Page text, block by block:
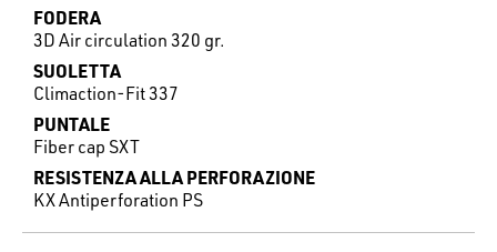
FODERA
3D Air circulation 320 gr.
SUOLETTA
Climaction-Fit 337
PUNTALE
Fiber cap SXT
RESISTENZA ALLA PERFORAZIONE
KX Antiperforation PS